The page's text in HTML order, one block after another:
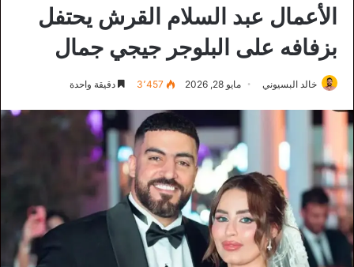
الأعمال عبد السلام القرش يحتفل
بزفافه على البلوجر جيجي جمال
خالد البسيوني مايو 28, 2026 3٬457 دقيقة واحدة